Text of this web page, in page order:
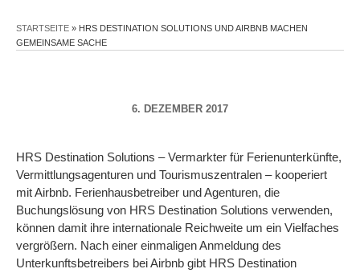
STARTSEITE » HRS DESTINATION SOLUTIONS UND AIRBNB MACHEN
GEMEINSAME SACHE
6. DEZEMBER 2017
HRS Destination Solutions – Vermarkter für Ferienunterkünfte,
Vermittlungsagenturen und Tourismuszentralen – kooperiert
mit Airbnb. Ferienhausbetreiber und Agenturen, die
Buchungslösung von HRS Destination Solutions verwenden,
können damit ihre internationale Reichweite um ein Vielfaches
vergrößern. Nach einer einmaligen Anmeldung des
Unterkunftsbetreibers bei Airbnb gibt HRS Destination